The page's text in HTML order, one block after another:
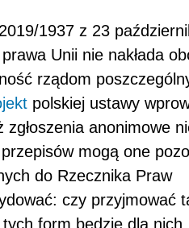
1937 z 23
Unii nie nakłada
rządom
polskiej ustawy
anonimowe
mogą one
do Rzecznika Praw
czy przyjmować
form będzie dla nich